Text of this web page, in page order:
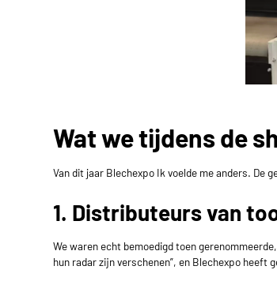
Wat we tijdens de
Van dit jaar Blechexpo Ik voelde me anders. De
1. Distributeurs van
We waren echt bemoedigd toen
hun radar zijn verschenen”, en Blechexpo heeft